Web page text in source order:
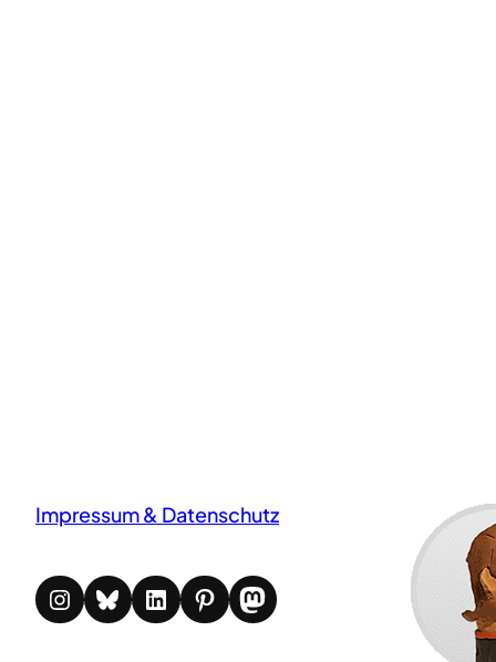
Impressum & Datenschutz
Instagram Bluesky LinkedIn Pinterest Mastodon